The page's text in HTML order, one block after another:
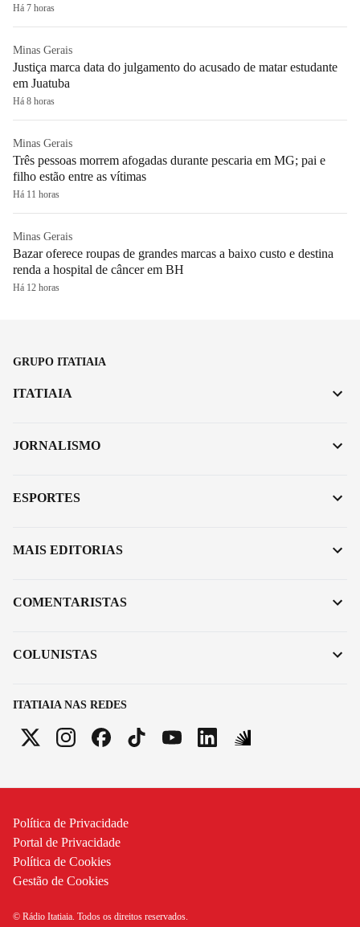
Há 7 horas
Minas Gerais
Justiça marca data do julgamento do acusado de matar estudante
em Juatuba
Há 8 horas
Minas Gerais
Três pessoas morrem afogadas durante pescaria em MG; pai e
filho estão entre as vítimas
Há 11 horas
Minas Gerais
Bazar oferece roupas de grandes marcas a baixo custo e destina
renda a hospital de câncer em BH
Há 12 horas
GRUPO ITATIAIA
ITATIAIA NAS REDES
ITATIAIA
JORNALISMO
ESPORTES
MAIS EDITORIAS
COMENTARISTAS
COLUNISTAS
Política de Privacidade
Portal de Privacidade
Política de Cookies
Gestão de Cookies
© Rádio Itatiaia. Todos os direitos reservados.